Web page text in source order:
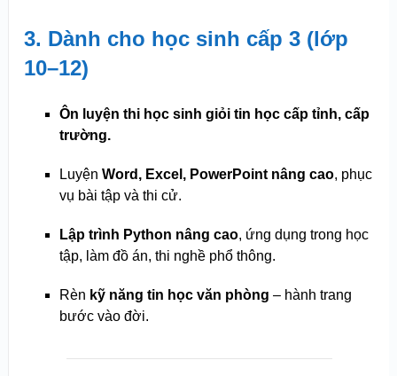
3. Dành cho học sinh cấp 3 (lớp
10–12)
Ôn luyện thi học sinh giỏi tin học cấp tỉnh, cấp
trường.
Luyện Word, Excel, PowerPoint nâng cao, phục
vụ bài tập và thi cử.
Lập trình Python nâng cao, ứng dụng trong học
tập, làm đồ án, thi nghề phổ thông.
Rèn kỹ năng tin học văn phòng – hành trang
bước vào đời.